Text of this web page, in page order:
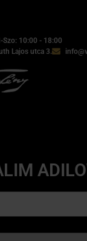
Szo: 10:00 - 18:00
Lajos utca 3.